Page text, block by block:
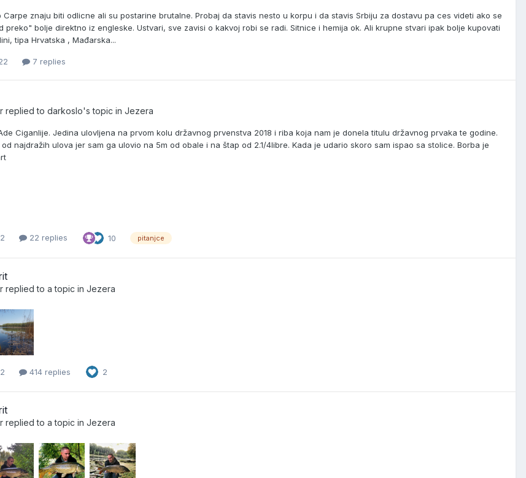
Carpe znaju biti odlicne ali su postarine brutalne. Probaj da stavis nesto u korpu i da stavis Srbiju za dostavu pa ces videti ako se
preko" bolje direktno iz engleske. Ustvari, sve zavisi o kakvoj robi se radi. Sitnice i hemija ok. Ali krupne stvari ipak bolje kupovati
tipa Hrvatska , Mađarska...
7 replies
replied to darkoslo's topic in Jezera
Ciganlije. Jedina ulovljena na prvom kolu državnog prvenstva 2018 i riba koja nam je donela titulu državnog prvaka te godine.
najdražih ulova jer sam ga ulovio na 5m od obale i na štap od 2.1/4libre. Kada je udario skoro sam ispao sa stolice. Borba je
22 replies 10 pitanjce
replied to a topic in Jezera
414 replies 2
replied to a topic in Jezera